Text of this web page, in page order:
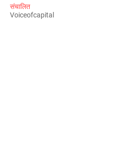
संचालित
Voiceofcapital